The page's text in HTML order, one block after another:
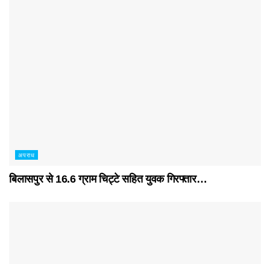
अपराध
बिलासपुर से 16.6 ग्राम चिट्टे सहित युवक गिरफ्तार…